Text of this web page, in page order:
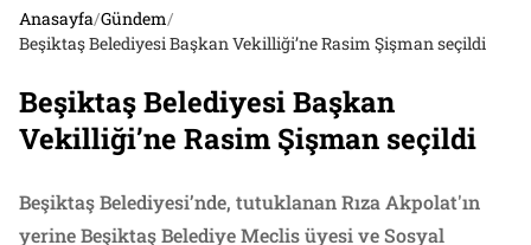
Anasayfa/Gündem/
Beşiktaş Belediyesi Başkan Vekilliği’ne Rasim Şişman seçildi
Beşiktaş Belediyesi Başkan
Vekilliği’ne Rasim Şişman seçildi
Beşiktaş Belediyesi’nde, tutuklanan Rıza Akpolat'ın
yerine Beşiktaş Belediye Meclis üyesi ve Sosyal